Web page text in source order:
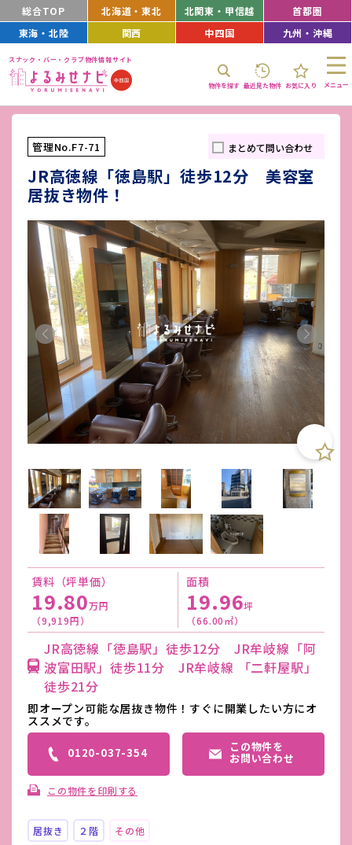
総合TOP 北海道・東北 北関東・甲信越
首都圏
東海・北陸
関西 中四国 九州・沖縄
スナック・バー・クラブ物件情報サイト
物件を探す 最近見た物件 お気に入り メニュー
管理No.F7-71 まとめて問い合わせ
JR高徳線「徳島駅」徒歩12分 美容室
居抜き物件！
賃料（坪単価）
19.80万円
（9,919円）
面積
19.96坪
（66.00㎡）
JR高徳線「徳島駅」徒歩12分 JR牟岐線「阿
波富田駅」徒歩11分 JR牟岐線 「二軒屋駅」
徒歩21分
即オープン可能な居抜き物件！すぐに開業したい方にオ
ススメです。
0120-037-354 この物件を
お問い合わせ
この物件を印刷する
居抜き ２階 その他